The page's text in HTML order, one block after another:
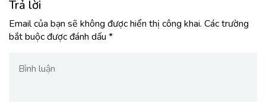
Trả lời
Email của bạn sẽ không được hiển thị công khai. Các trường
bắt buộc được đánh dấu *